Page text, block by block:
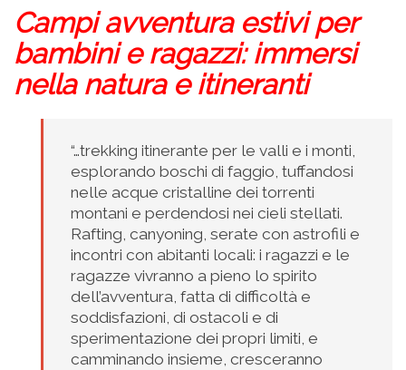
Campi avventura estivi per
bambini e ragazzi: immersi
nella natura e itineranti
“…trekking itinerante per le valli e i monti,
esplorando boschi di faggio, tuffandosi
nelle acque cristalline dei torrenti
montani e perdendosi nei cieli stellati.
Rafting, canyoning, serate con astrofili e
incontri con abitanti locali: i ragazzi e le
ragazze vivranno a pieno lo spirito
dell’avventura, fatta di difficoltà e
soddisfazioni, di ostacoli e di
sperimentazione dei propri limiti, e
camminando insieme, cresceranno